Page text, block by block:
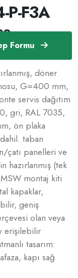
Formu
F3A
döner
G=400 mm,
servis dağıtım
gri, RAL 7035,
ön plaka
taban
çatı panelleri ve
hazırlanmış (tek
montaj kiti
kapaklar,
geniş
olan veya
erişilebilir
tasarım:
kapı sağ